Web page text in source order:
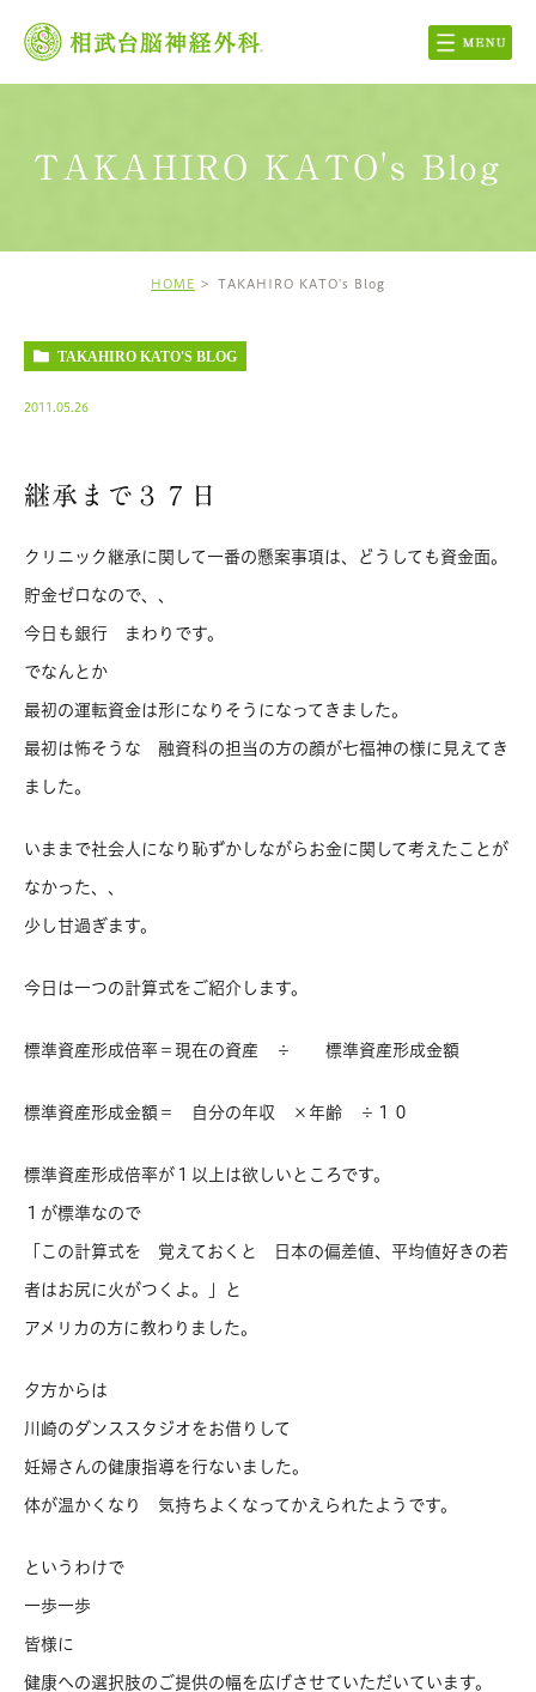
TAKAHIRO KATO's Blog
HOME TAKAHIRO KATO's Blog
TAKAHIRO KATO'S BLOG
2011.05.26
継承まで３７日
クリニック継承に関して一番の懸案事項は、どうしても資金面。
貯金ゼロなので、、
今日も銀行 まわりです。
でなんとか
最初の運転資金は形になりそうになってきました。
最初は怖そうな 融資科の担当の方の顔が七福神の様に見えてき
ました。
いままで社会人になり恥ずかしながらお金に関して考えたことが
なかった、、
少し甘過ぎます。
今日は一つの計算式をご紹介します。
標準資産形成倍率＝現在の資産 ÷ 標準資産形成金額
標準資産形成金額＝ 自分の年収 ×年齢 ÷１０
標準資産形成倍率が１以上は欲しいところです。
１が標準なので
「この計算式を 覚えておくと 日本の偏差値、平均値好きの若
者はお尻に火がつくよ。」と
アメリカの方に教わりました。
夕方からは
川崎のダンススタジオをお借りして
妊婦さんの健康指導を行ないました。
体が温かくなり 気持ちよくなってかえられたようです。
というわけで
一歩一歩
皆様に
健康への選択肢のご提供の幅を広げさせていただいています。